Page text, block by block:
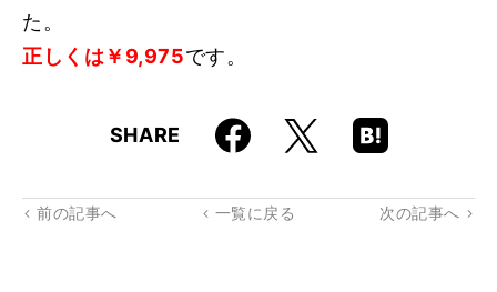
た。
正しくは￥9,975です。
SHARE Faceboo
k
X
Hatena
Boo
rk
前の記事へ 一覧に戻る 次の記事へ